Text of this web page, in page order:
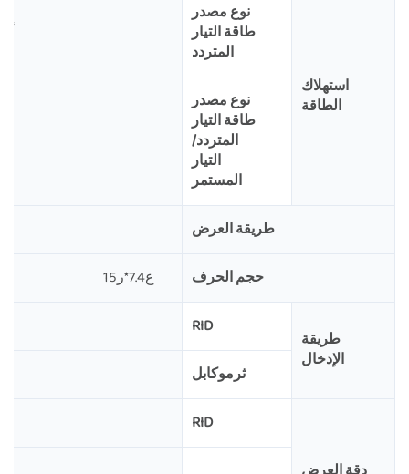
استهلاك
الطاقة
نوع مصدر
طاقة التيار
المتردد
أقل من 5 فولت أمبير
نوع مصدر
طاقة التيار
المتردد/
التيار
المستمر
طريقة العرض
حجم الحرف ع7.4*ر15
طريقة
الإدخال
RID
ثرموكابل
RID